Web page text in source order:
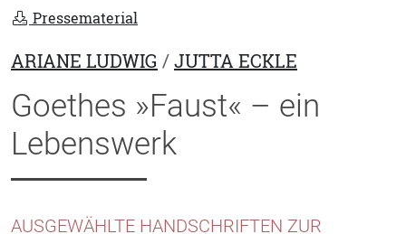
Pressematerial
ARIANE LUDWIG /JUTTA ECKLE
Goethes »Faust« – ein
Lebenswerk
AUSGEWÄHLTE HANDSCHRIFTEN ZUR